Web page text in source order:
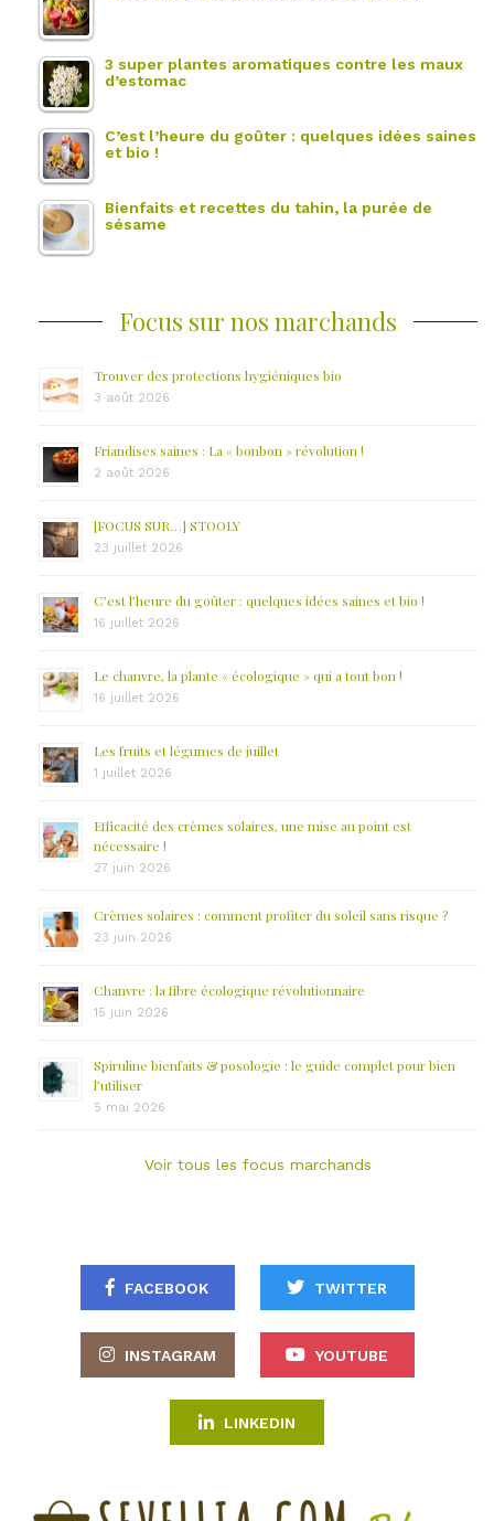
3 super plantes aromatiques contre les maux
d’estomac
C’est l’heure du goûter : quelques idées saines
et bio !
Bienfaits et recettes du tahin, la purée de
sésame
Focus sur nos marchands
Trouver des protections hygiéniques bio
3 août 2026
Friandises saines : La « bonbon » révolution !
2 août 2026
[FOCUS SUR…] STOOLY
23 juillet 2026
C’est l’heure du goûter : quelques idées saines et bio !
16 juillet 2026
Le chanvre, la plante « écologique » qui a tout bon !
16 juillet 2026
Les fruits et légumes de juillet
1 juillet 2026
Efficacité des crèmes solaires, une mise au point est
nécessaire !
27 juin 2026
Crèmes solaires : comment profiter du soleil sans risque ?
23 juin 2026
Chanvre : la fibre écologique révolutionnaire
15 juin 2026
Spiruline bienfaits & posologie : le guide complet pour bien
l’utiliser
5 mai 2026
Voir tous les focus marchands
FACEBOOK TWITTER
INSTAGRAM YOUTUBE
LINKEDIN